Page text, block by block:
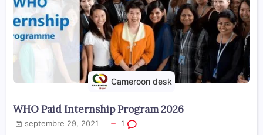
WHO Paid Internship Program 2026
septembre 29, 2021 1
Cameroon desk